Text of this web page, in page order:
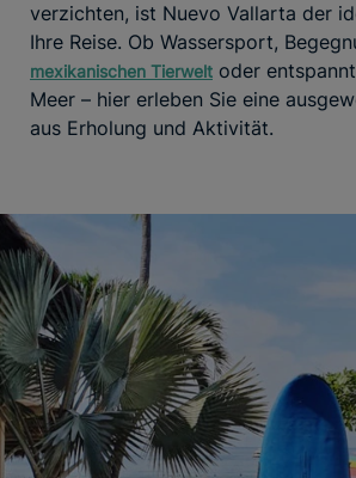
verzichten, ist Nuevo Vallarta der
Ihre Reise. Ob Wassersport,
mexikanischen Tierwelt oder
Meer – hier erleben Sie eine
aus Erholung und Aktivität.